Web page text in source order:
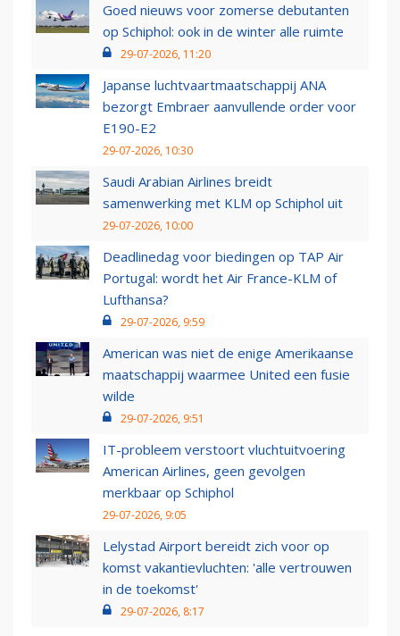
Goed nieuws voor zomerse debutanten
op Schiphol: ook in de winter alle ruimte
29-07-2026, 11:20
Japanse luchtvaartmaatschappij ANA
bezorgt Embraer aanvullende order voor
E190-E2
29-07-2026, 10:30
Saudi Arabian Airlines breidt
samenwerking met KLM op Schiphol uit
29-07-2026, 10:00
Deadlinedag voor biedingen op TAP Air
Portugal: wordt het Air France-KLM of
Lufthansa?
29-07-2026, 9:59
American was niet de enige Amerikaanse
maatschappij waarmee United een fusie
wilde
29-07-2026, 9:51
IT-probleem verstoort vluchtuitvoering
American Airlines, geen gevolgen
merkbaar op Schiphol
29-07-2026, 9:05
Lelystad Airport bereidt zich voor op
komst vakantievluchten: 'alle vertrouwen
in de toekomst'
29-07-2026, 8:17